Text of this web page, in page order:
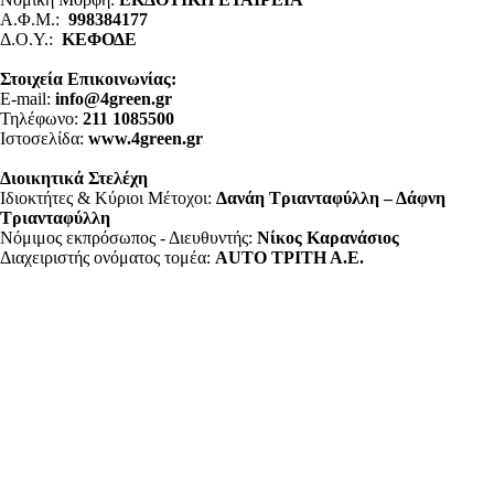
Α.Φ.Μ.: 998384177
Δ.Ο.Υ.: ΚΕΦΟΔΕ
Στοιχεία Επικοινωνίας:
E-mail: info@4green.gr
Τηλέφωνο: 211 1085500
Ιστοσελίδα: www.4green.gr
Διοικητικά Στελέχη
Ιδιοκτήτες & Κύριοι Μέτοχοι: Δανάη Τριανταφύλλη – Δάφνη
Τριανταφύλλη
Νόμιμος εκπρόσωπος - Διευθυντής: Νίκος Καρανάσιος
Διαχειριστής ονόματος τομέα: ΑUTO ΤΡΙΤΗ Α.Ε.